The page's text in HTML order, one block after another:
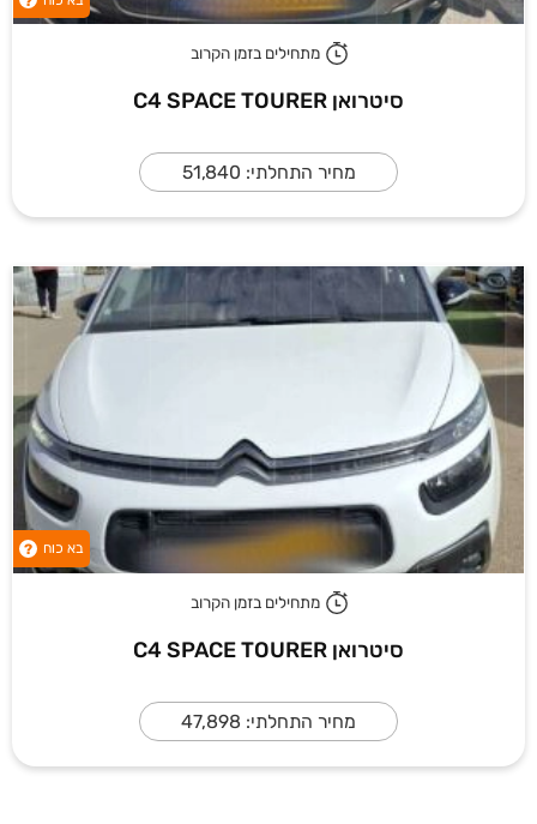
מתחילים בזמן הקרוב
סיטרואן C4 SPACE TOURER
מחיר התחלתי: 51,840
בא כוח ?
מתחילים בזמן הקרוב
סיטרואן C4 SPACE TOURER
מחיר התחלתי: 47,898